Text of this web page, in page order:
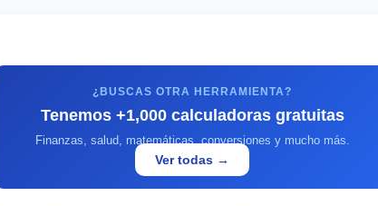
¿BUSCAS OTRA HERRAMIENTA?
Tenemos +1,000 calculadoras gratuitas
Finanzas, salud, matemáticas, conversiones y mucho más.
Ver todas →